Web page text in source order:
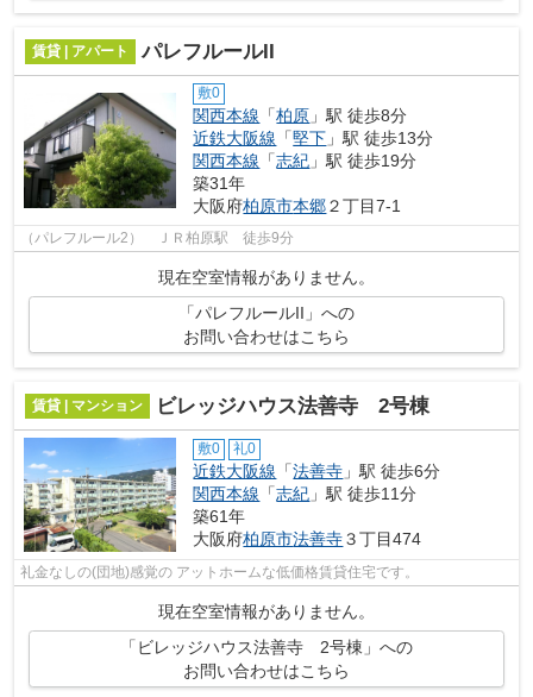
賃貸 | アパート パレフルールII
敷0
関西本線 「柏原 」駅 徒歩8分
近鉄大阪線 「堅下 」駅 徒歩13分
関西本線 「志紀 」駅 徒歩19分
築31年
大阪府柏原市本郷２丁目7-1
（パレフルール2） ＪＲ柏原駅 徒歩9分
現在空室情報がありません。
「パレフルールII」への
お問い合わせはこちら
賃貸 | マンション ビレッジハウス法善寺 2号棟
敷0 礼0
近鉄大阪線 「法善寺 」駅 徒歩6分
関西本線 「志紀 」駅 徒歩11分
築61年
大阪府柏原市法善寺３丁目474
礼金なしの(団地)感覚の アットホームな低価格賃貸住宅です。
現在空室情報がありません。
「ビレッジハウス法善寺 2号棟」への
お問い合わせはこちら